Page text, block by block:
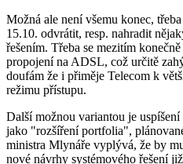
Možná ale není všemu konec,
15.10. odvrátit, resp. nahradit
řešením. Třeba se mezitím
propojení na ADSL, což určitě
doufám že i přiměje Telecom k
režimu přístupu.
Další možnou variantou je
jako "rozšíření portfolia",
ministra Mlynáře vyplývá, že by
nové návrhy systémového řešení